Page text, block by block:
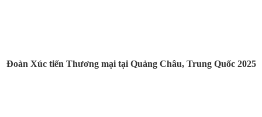
Đoàn Xúc tiến Thương mại tại Quảng Châu, Trung Quốc 2025